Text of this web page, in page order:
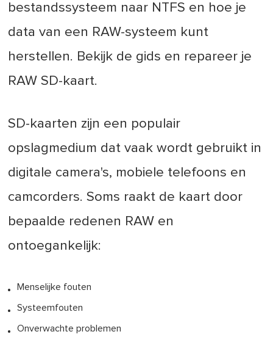
bestandssysteem naar NTFS en hoe je
data van een RAW-systeem kunt
herstellen. Bekijk de gids en repareer je
RAW SD-kaart.
SD-kaarten zijn een populair
opslagmedium dat vaak wordt gebruikt in
digitale camera's, mobiele telefoons en
camcorders. Soms raakt de kaart door
bepaalde redenen RAW en
ontoegankelijk:
Menselijke fouten
Systeemfouten
Onverwachte problemen